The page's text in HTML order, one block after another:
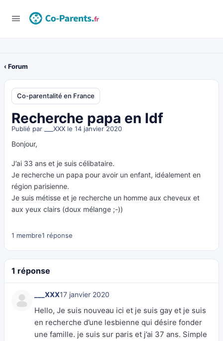
‹ Forum
Co-parentalité en France
Recherche papa en Idf
Publié par ___XXX le 14 janvier 2020
Bonjour,
J’ai 33 ans et je suis célibataire.
Je recherche un papa pour avoir un enfant, idéalement en
région parisienne.
Je suis métisse et je recherche un homme aux cheveux et
aux yeux clairs (doux mélange ;-))
1 membre1 réponse
1 réponse
___XXX17 janvier 2020
Hello, Je suis nouveau ici et je suis gay et je suis
en recherche d’une lesbienne qui désire fonder
une famille. je suis sur paris et j’ai 37 ans. Simple